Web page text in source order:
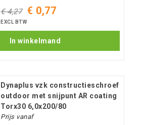
€ 4,27 € 0,77
EXCL BTW
In winkelmand
Dynaplus vzk constructieschroef
outdoor met snijpunt AR coating
Torx30 6,0x200/80
Prijs vanaf